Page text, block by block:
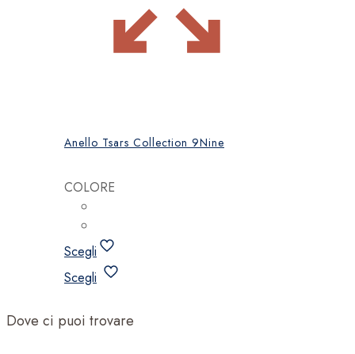
Anello Tsars Collection 9Nine
COLORE
Scegli
Scegli Questo
più
Dove ci puoi trovare